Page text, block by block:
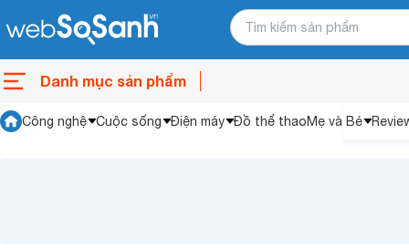
Danh mục sản phẩm
Công nghệ Cuộc sống Điện máy Đồ thể thaoMẹ và Bé